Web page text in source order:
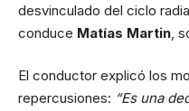
desvinculado del ciclo
conduce Matías Martin ,
El conductor explicó los
repercusiones: “Es una